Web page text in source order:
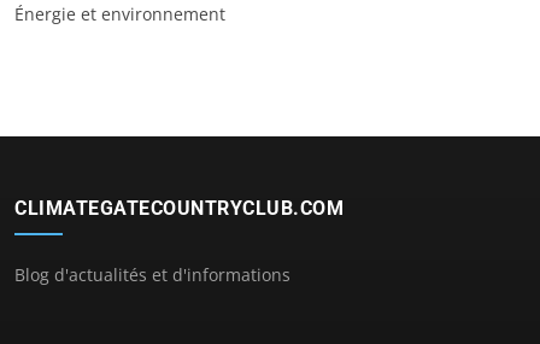
Énergie et environnement
CLIMATEGATECOUNTRYCLUB.COM
Blog d'actualités et d'informations